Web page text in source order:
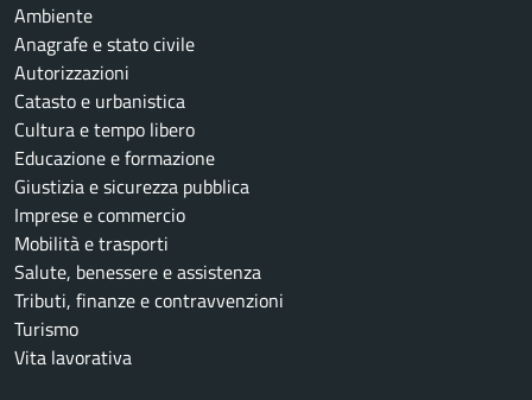
Ambiente
Anagrafe e stato civile
Autorizzazioni
Catasto e urbanistica
Cultura e tempo libero
Educazione e formazione
Giustizia e sicurezza pubblica
Imprese e commercio
Mobilità e trasporti
Salute, benessere e assistenza
Tributi, finanze e contravvenzioni
Turismo
Vita lavorativa